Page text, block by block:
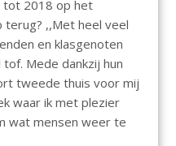
tot 2018 op het
terug? ,,Met heel veel
en klasgenoten
Mede dankzij hun
tweede thuis voor mij
waar ik met plezier
wat mensen weer te